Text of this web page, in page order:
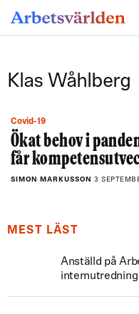
Klas Wåhlberg
Covid-19
Ökat behov i
får
SIMON MARKUSSON 3
MEST LÄST
Anställd på
internutredning